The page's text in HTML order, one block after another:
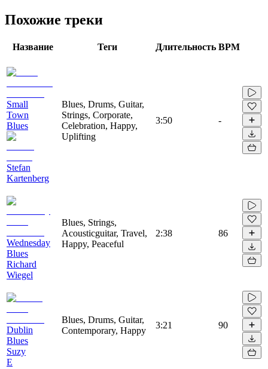
Похожие треки
Название Теги Длительность BPM
Small
Town
Blues
Stefan
Kartenberg
Blues, Drums, Guitar,
Strings, Corporate,
Celebration, Happy,
Uplifting
3:50 -
Wednesday
Blues
Richard
Wiegel
Blues, Strings,
Acousticguitar, Travel,
Happy, Peaceful
2:38 86
Dublin
Blues
Suzy
E
Blues, Drums, Guitar,
Contemporary, Happy
3:21 90